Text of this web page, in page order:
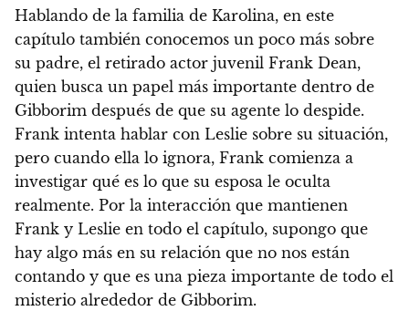
Hablando de la familia de Karolina, en este
capítulo también conocemos un poco más sobre
su padre, el retirado actor juvenil Frank Dean,
quien busca un papel más importante dentro de
Gibborim después de que su agente lo despide.
Frank intenta hablar con Leslie sobre su situación,
pero cuando ella lo ignora, Frank comienza a
investigar qué es lo que su esposa le oculta
realmente. Por la interacción que mantienen
Frank y Leslie en todo el capítulo, supongo que
hay algo más en su relación que no nos están
contando y que es una pieza importante de todo el
misterio alrededor de Gibborim.